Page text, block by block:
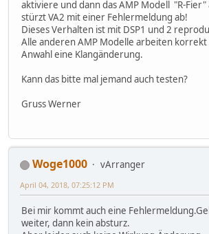
aktiviere und dann das AMP Modell "R-Fier"
stürzt VA2 mit einer Fehlermeldung ab!
Dieses Verhalten ist mit DSP1 und 2
Alle anderen AMP Modelle arbeiten korrekt
Anwahl eine Klangänderung.
Kann das bitte mal jemand auch testen?
Gruss Werner
Woge1000
vArranger
April 04, 2018, 07:25:12 PM
Bei mir kommt auch eine
weiter, dann kein absturz.